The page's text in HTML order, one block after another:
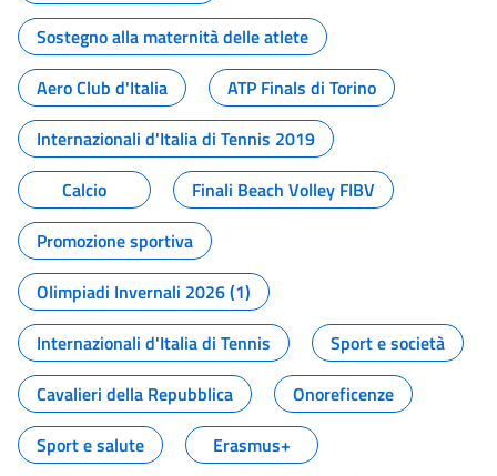
Sostegno alla maternità delle atlete
Aero Club d'Italia
ATP Finals di Torino
Internazionali d'Italia di Tennis 2019
Calcio
Finali Beach Volley FIBV
Promozione sportiva
Olimpiadi Invernali 2026 (1)
Internazionali d'Italia di Tennis
Sport e società
Cavalieri della Repubblica
Onoreficenze
Sport e salute
Erasmus+